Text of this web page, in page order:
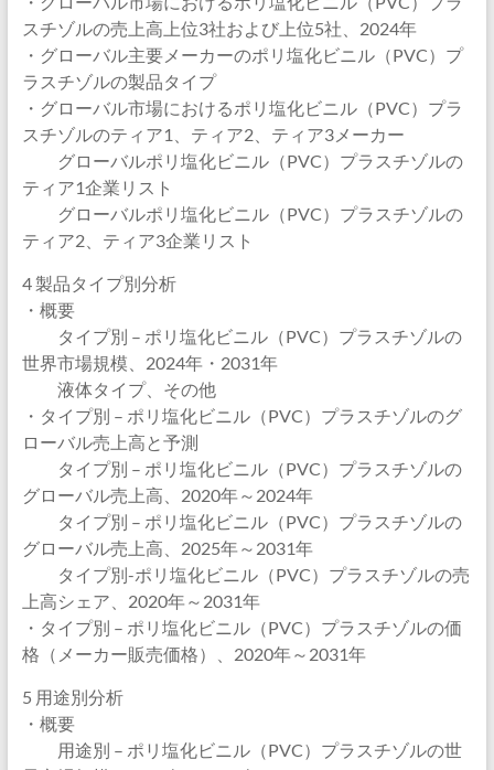
スチゾルの売上高上位3社および上位5社、2024年
・グローバル主要メーカーのポリ塩化ビニル（PVC）プ
ラスチゾルの製品タイプ
・グローバル市場におけるポリ塩化ビニル（PVC）プラ
スチゾルのティア1、ティア2、ティア3メーカー
グローバルポリ塩化ビニル（PVC）プラスチゾルの
ティア1企業リスト
グローバルポリ塩化ビニル（PVC）プラスチゾルの
ティア2、ティア3企業リスト
4 製品タイプ別分析
・概要
タイプ別 – ポリ塩化ビニル（PVC）プラスチゾルの
世界市場規模、2024年・2031年
液体タイプ、その他
・タイプ別 – ポリ塩化ビニル（PVC）プラスチゾルのグ
ローバル売上高と予測
タイプ別 – ポリ塩化ビニル（PVC）プラスチゾルの
グローバル売上高、2020年～2024年
タイプ別 – ポリ塩化ビニル（PVC）プラスチゾルの
グローバル売上高、2025年～2031年
タイプ別-ポリ塩化ビニル（PVC）プラスチゾルの売
上高シェア、2020年～2031年
・タイプ別 – ポリ塩化ビニル（PVC）プラスチゾルの価
格（メーカー販売価格）、2020年～2031年
5 用途別分析
・概要
用途別 – ポリ塩化ビニル（PVC）プラスチゾルの世